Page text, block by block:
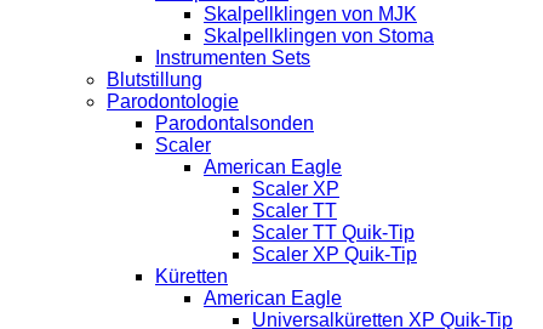
Skalpellklingen von MJK
Skalpellklingen von Stoma
Instrumenten Sets
Blutstillung
Parodontologie
Parodontalsonden
Scaler
American Eagle
Scaler XP
Scaler TT
Scaler TT Quik-Tip
Scaler XP Quik-Tip
Küretten
American Eagle
Universalküretten XP Quik-Tip